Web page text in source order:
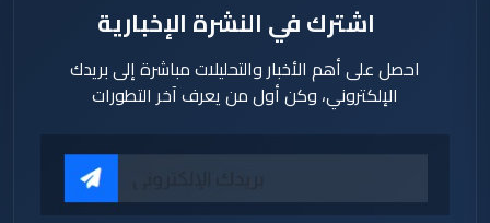
اشترك في النشرة الإخبارية
احصل على أهم الأخبار والتحليلات مباشرة إلى بريدك
الإلكتروني، وكن أول من يعرف آخر التطورات